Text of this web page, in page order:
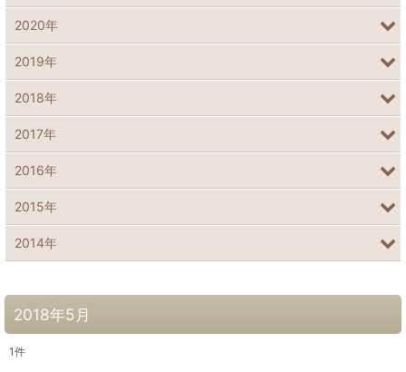
2018年5月
1件
2020年
2019年
2018年
2017年
2016年
2015年
2014年